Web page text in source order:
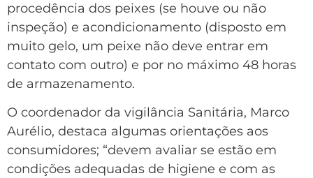
procedência dos peixes (se houve ou não
inspeção) e acondicionamento (disposto em
muito gelo, um peixe não deve entrar em
contato com outro) e por no máximo 48 horas
de armazenamento.
O coordenador da vigilância Sanitária, Marco
Aurélio, destaca algumas orientações aos
consumidores; “devem avaliar se estão em
condições adequadas de higiene e com as